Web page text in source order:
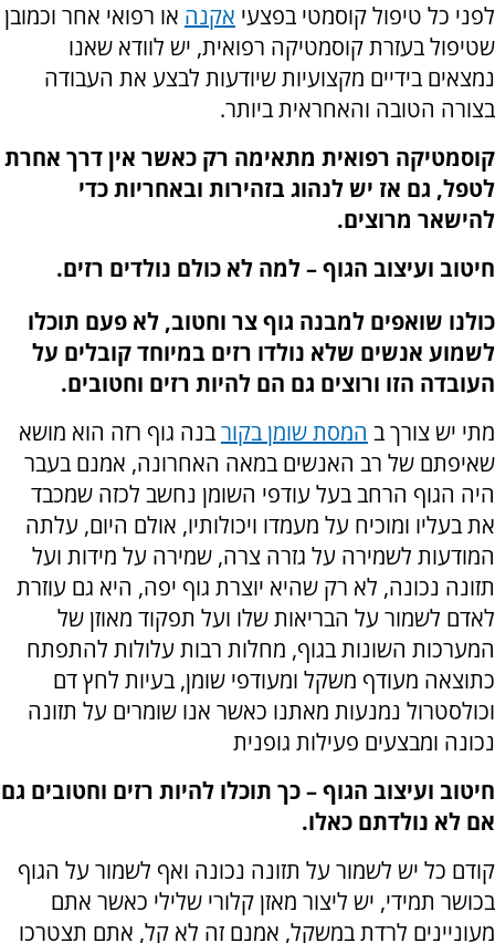
לפני כל טיפול קוסמטי בפצעי אקנה או רפואי אחר וכמובן
שטיפול בעזרת קוסמטיקה רפואית, יש לוודא שאנו
נמצאים בידיים מקצועיות שיודעות לבצע את העבודה
בצורה הטובה והאחראית ביותר.
קוסמטיקה רפואית מתאימה רק כאשר אין דרך אחרת
לטפל, גם אז יש לנהוג בזהירות ובאחריות כדי
להישאר מרוצים.
חיטוב ועיצוב הגוף – למה לא כולם נולדים רזים.
כולנו שואפים למבנה גוף צר וחטוב, לא פעם תוכלו
לשמוע אנשים שלא נולדו רזים במיוחד קובלים על
העובדה הזו ורוצים גם הם להיות רזים וחטובים.
מתי יש צורך ב המסת שומן בקורבנה גוף רזה הוא מושא
שאיפתם של רב האנשים במאה האחרונה, אמנם בעבר
היה הגוף הרחב בעל עודפי השומן נחשב לכזה שמכבד
את בעליו ומוכיח על מעמדו ויכולותיו, אולם היום, עלתה
המודעות לשמירה על גזרה צרה, שמירה על מידות ועל
תזונה נכונה, לא רק שהיא יוצרת גוף יפה, היא גם עוזרת
לאדם לשמור על הבריאות שלו ועל תפקוד מאוזן של
המערכות השונות בגוף, מחלות רבות עלולות להתפתח
כתוצאה מעודף משקל ומעודפי שומן, בעיות לחץ דם
וכולסטרול נמנעות מאתנו כאשר אנו שומרים על תזונה
נכונה ומבצעים פעילות גופנית
חיטוב ועיצוב הגוף – כך תוכלו להיות רזים וחטובים גם
אם לא נולדתם כאלו.
קודם כל יש לשמור על תזונה נכונה ואף לשמור על הגוף
בכושר תמידי, יש ליצור מאזן קלורי שלילי כאשר אתם
מעוניינים לרדת במשקל, אמנם זה לא קל, אתם תצטרכו